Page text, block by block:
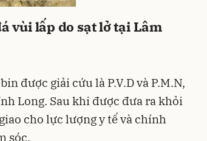
vùi lấp do sạt lở tại Lâm
được giải cứu là P.V.D và P.M.N,
Long. Sau khi được đưa ra khỏi
cho lực lượng y tế và chính
sóc.